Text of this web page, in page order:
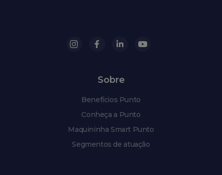
Sobre
Benefícios Punto
Conheça a Punto
Maquininha Smart Punto
Segmentos de atuação